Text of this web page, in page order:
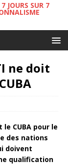
JOURS SUR 7
ne doit
CUBA pour le
des nations
doivent
qualification